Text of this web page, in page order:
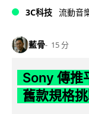
3C科技 流動音
藍骨 15 分
Sony 傳
舊款規格